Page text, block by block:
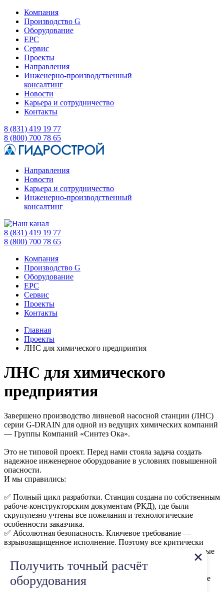
Компания
Производство G
Оборудование
EPC
Сервис
Проекты
Направления
Инженерно-производственный
консалтинг
Новости
Карьера и сотрудничество
Контакты
8 (831) 419 19 77
8 (800) 700 78 65
Направления
Новости
Карьера и сотрудничество
Инженерно-производственный
консалтинг
8 (831) 419 19 77
8 (800) 700 78 65
Компания
Производство G
Оборудование
EPC
Сервис
Проекты
Контакты
Главная
Проекты
ЛНС для химического предприятия
ЛНС для химического
предприятия
Завершено производство ливневой насосной станции (ЛНС)
серии G-DRAIN для одной из ведущих химических компаний
— Группы Компаний «Синтез Ока».
Это не типовой проект. Перед нами стояла задача создать
надежное инженерное оборудование в условиях повышенной
опасности.
И мы справились:
✅ Полный цикл разработки. Станция создана по собственным
рабоче-конструкторским документам (РКД), где были
скрупулезно учтены все пожелания и технологические
особенности заказчика.
✅ Абсолютная безопасность. Ключевое требование —
взрывозащищенное исполнение. Поэтому все критически
важные компоненты — насосы и контрольно-измерительные
приборы — выбраны и смонтированы в специальном
исполнении Ех.
✅ Серьезные габариты для серьезных задач. Длина — более
13 метров, диаметр — 3 метра.
Получить точный расчёт
оборудования